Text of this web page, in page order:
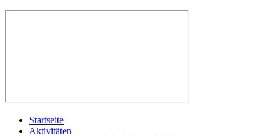
Startseite
Aktivitäten